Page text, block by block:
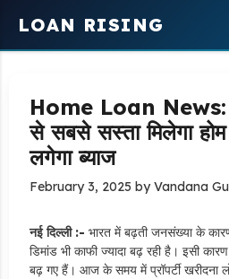
content
LOAN RISING
Home Loan News:
से सबसे सस्ता मिलेगा
लगेगा ब्याज
February 3, 2025 byVandana
नई दिल्ली :- भारत में बढ़ती जनसंख्या के
डिमांड भी काफी ज्यादा बढ़ रही है। इसी कारण
बढ़ गए हैं। आज के समय में प्रॉपर्टी खरीदना